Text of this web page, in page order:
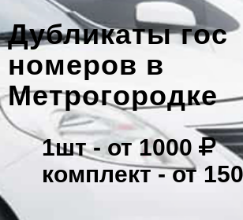
Дубликаты гос
номеров в
Метрогородке
1шт -от 1000
комплект -от